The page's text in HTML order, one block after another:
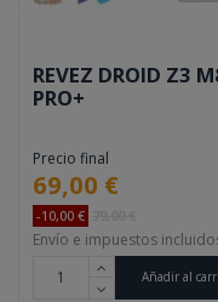
REVEZ DROID Z3
PRO+
Precio final
69,00 €
-10,00 €
Envío e impuestos
Añadir al